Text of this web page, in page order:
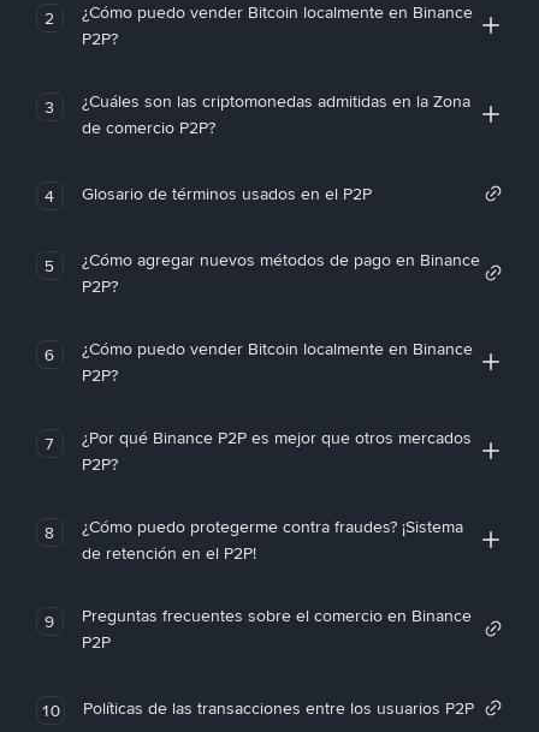
2
¿Cómo puedo vender Bitcoin localmente en Binance
P2P?
3
¿Cuáles son las criptomonedas admitidas en la Zona
de comercio P2P?
4 Glosario de términos usados en el P2P
5
¿Cómo agregar nuevos métodos de pago en Binance
P2P?
6
¿Cómo puedo vender Bitcoin localmente en Binance
P2P?
7
¿Por qué Binance P2P es mejor que otros mercados
P2P?
8
¿Cómo puedo protegerme contra fraudes? ¡Sistema
de retención en el P2P!
9
Preguntas frecuentes sobre el comercio en Binance
P2P
10 Políticas de las transacciones entre los usuarios P2P